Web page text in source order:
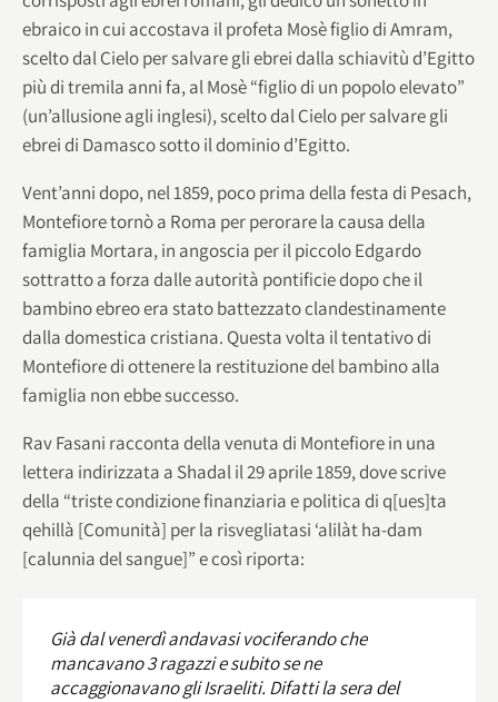
ebraico in cui accostava il profeta Mosè figlio di Amram,
scelto dal Cielo per salvare gli ebrei dalla schiavitù d’Egitto
più di tremila anni fa, al Mosè “figlio di un popolo elevato”
(un’allusione agli inglesi), scelto dal Cielo per salvare gli
ebrei di Damasco sotto il dominio d’Egitto.
Vent’anni dopo, nel 1859, poco prima della festa di Pesach,
Montefiore tornò a Roma per perorare la causa della
famiglia Mortara, in angoscia per il piccolo Edgardo
sottratto a forza dalle autorità pontificie dopo che il
bambino ebreo era stato battezzato clandestinamente
dalla domestica cristiana. Questa volta il tentativo di
Montefiore di ottenere la restituzione del bambino alla
famiglia non ebbe successo.
Rav Fasani racconta della venuta di Montefiore in una
lettera indirizzata a Shadal il 29 aprile 1859, dove scrive
della “triste condizione finanziaria e politica di q[ues]ta
qehillà [Comunità] per la risvegliatasi ‘alilàt ha-dam
[calunnia del sangue]” e così riporta:
Già dal venerdì andavasi vociferando che
mancavano 3 ragazzi e subito se ne
accaggionavano gli Israeliti. Difatti la sera del